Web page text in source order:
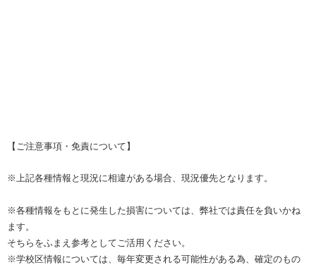
【ご注意事項・免責について】
※上記各種情報と現況に相違がある場合、現況優先となります。
※各種情報をもとに発生した損害については、弊社では責任を負いかね
ます。
そちらをふまえ参考としてご活用ください。
※学校区情報については、毎年変更される可能性がある為、確定のもの